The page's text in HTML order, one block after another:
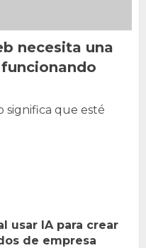
necesita una
significa que esté
usar IA para crear
de empresa